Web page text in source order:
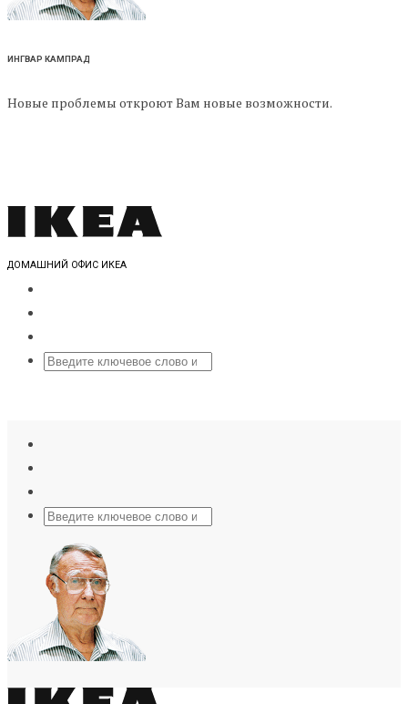
ИНГВАР КАМПРАД
Новые проблемы откроют Вам новые возможности.
ДОМАШНИЙ ОФИС ИКЕА